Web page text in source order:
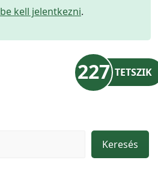
be kell jelentkezni.
227 TETSZIK
Keresés